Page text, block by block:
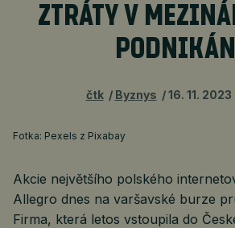
ZTRÁTY V
čtk Byznys 16. 11. 2023
Fotka: Pexels z Pixabay
Akcie největšího polského
Allegro dnes na varšavské burze
Firma, která letos vstoupila do